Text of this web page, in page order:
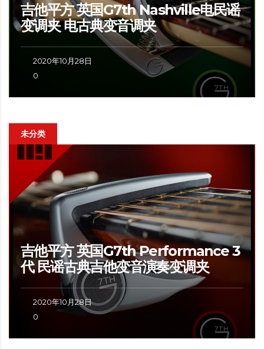
吉他平方 英国G7th Nashville电民谣
变调夹 电古典变音调夹
2020年10月28日
0
未分类
吉他平方 英国G7th Performance 3
代 民谣古典吉他变音演奏变调夹
2020年10月28日
0